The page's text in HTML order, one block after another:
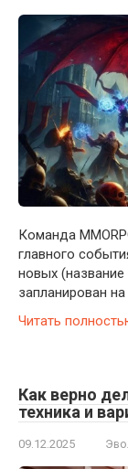
Команда
главного
новых (название
запланирован
Читать
Как верно
техника и
09.12.2025